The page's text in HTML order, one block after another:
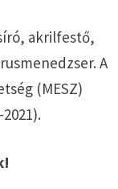
akrilfestő,
A
(MESZ)